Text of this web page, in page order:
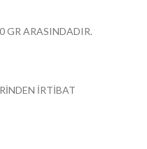
GR ARASINDADIR.
İRTİBAT